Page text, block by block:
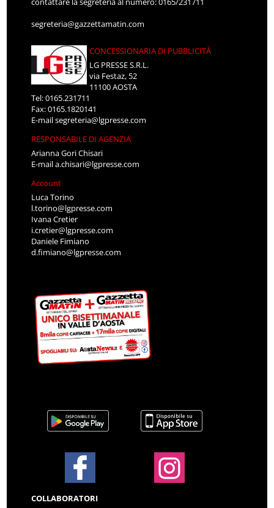
segreteria@gazzettamatin.com
CONCESSIONARIA DI PUBBLICITÀ
LG PRESSE S.R.L.
via Festaz, 52
11100 AOSTA
Tel: 0165.231711
Fax: 0165.1820141
E-mailsegreteria@lgpresse.com
RESPONSABILE DI AGENZIA
Arianna Gori Chisari
E-maila.chisari@lgpresse.com
Account
Luca Torino
l.torino@lgpresse.com
Ivana Cretier
i.cretier@lgpresse.com
Daniele Fimiano
d.fimiano@lgpresse.com
COLLABORATORI